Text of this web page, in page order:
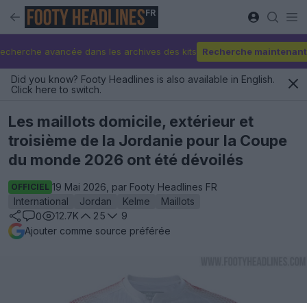
FR
avancée dans les archives des kits Recherche maintenant
Did you know? Footy Headlines is also available in English.
Click here to switch.
Les maillots domicile, extérieur et
troisième de la Jordanie pour la Coupe
du monde 2026 ont été dévoilés
OFFICIEL 19 Mai 2026, par Footy Headlines FR
International
Jordan Kelme
Maillots
0
12.7K 25
9
Ajouter comme source préférée